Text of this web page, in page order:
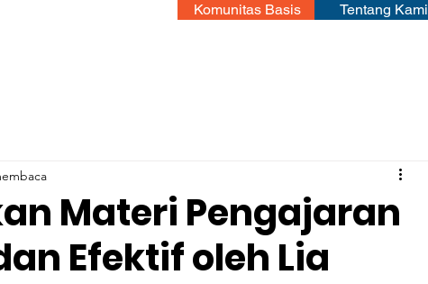
Komunitas Basis Tentang Kami
Materi Pengajaran
Efektif oleh Lia